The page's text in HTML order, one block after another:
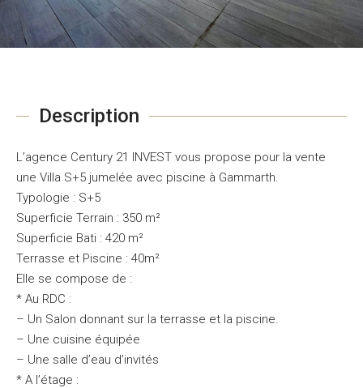
Description
L’agence Century 21 INVEST vous propose pour la vente
une Villa S+5 jumelée avec piscine à Gammarth.
Typologie : S+5
Superficie Terrain : 350 m²
Superficie Bati : 420 m²
Terrasse et Piscine : 40m²
Elle se compose de :
* Au RDC :
– Un Salon donnant sur la terrasse et la piscine.
– Une cuisine équipée
– Une salle d’eau d’invités
* A l’étage :